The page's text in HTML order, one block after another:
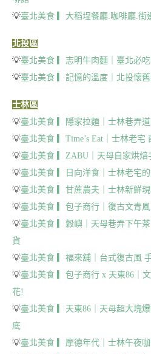
💡臺北美食 ▎大稻埕餐廳.咖啡廳.街
北投區
💡臺北美食 ▎志明牛肉麵｜臺北必
💡臺北美食 ▎記憶的溫度｜北投懷
士林區
💡臺北美食 ▎隱家拉麵｜士林巷弄
💡臺北美食 ▎Time’s Eat｜士林老宅
💡臺北美食 ▎ZABU｜天母自家烘焙
💡臺北美食 ▎日向洋食｜士林老宅
💡臺北美食 ▎甘蔗農夫｜士林新鮮
💡臺北美食 ▎包子商行｜復古文青
💡臺北美食 ▎穀嶼｜天母巷弄下午
貨
💡臺北美食 ▎福來舖｜台式復古風
💡臺北美食 ▎包子商行 x 天東86｜
花!
💡臺北美食 ▎天東86｜天母超大塊
底
💡臺北美食 ▎摩德年代｜士林午夜